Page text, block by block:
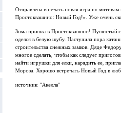
Отправлена в печать новая игра по
Простоквашино: Новый Год!». Уже очень
Зима пришла в Простоквашино! Пушистый
оделся в белую шубу. Наступила пора
строительства снежных замков. Дяде
многое сделать, чтобы как следует
найти игрушки для елки, нарядить ее,
Мороза. Хорошо встречать Новый Год в
источник: "Акелла"